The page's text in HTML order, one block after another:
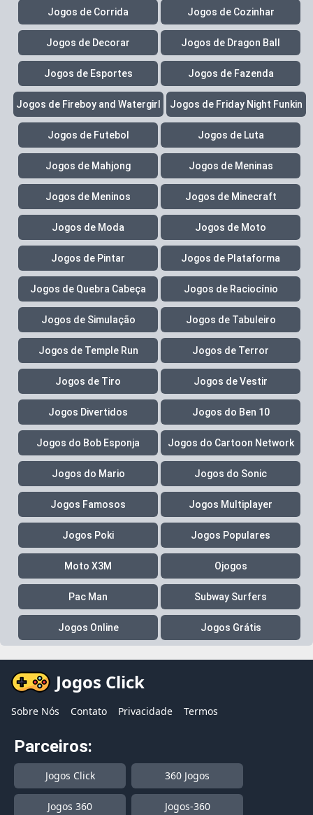
Jogos de Corrida Jogos de Cozinhar
Jogos de Decorar Jogos de Dragon Ball
Jogos de Esportes Jogos de Fazenda
Jogos de Fireboy and Watergirl Jogos de Friday Night Funkin
Jogos de Futebol Jogos de Luta
Jogos de Mahjong Jogos de Meninas
Jogos de Meninos Jogos de Minecraft
Jogos de Moda Jogos de Moto
Jogos de Pintar Jogos de Plataforma
Jogos de Quebra Cabeça Jogos de Raciocínio
Jogos de Simulação Jogos de Tabuleiro
Jogos de Temple Run Jogos de Terror
Jogos de Tiro Jogos de Vestir
Jogos Divertidos Jogos do Ben 10
Jogos do Bob Esponja Jogos do Cartoon Network
Jogos do Mario Jogos do Sonic
Jogos Famosos Jogos Multiplayer
Jogos Poki Jogos Populares
Moto X3M Ojogos
Pac Man Subway Surfers
Jogos Online Jogos Grátis
Jogos Click
Sobre Nós Contato Privacidade Termos
Parceiros:
Jogos Click 360 Jogos
Jogos 360 Jogos-360